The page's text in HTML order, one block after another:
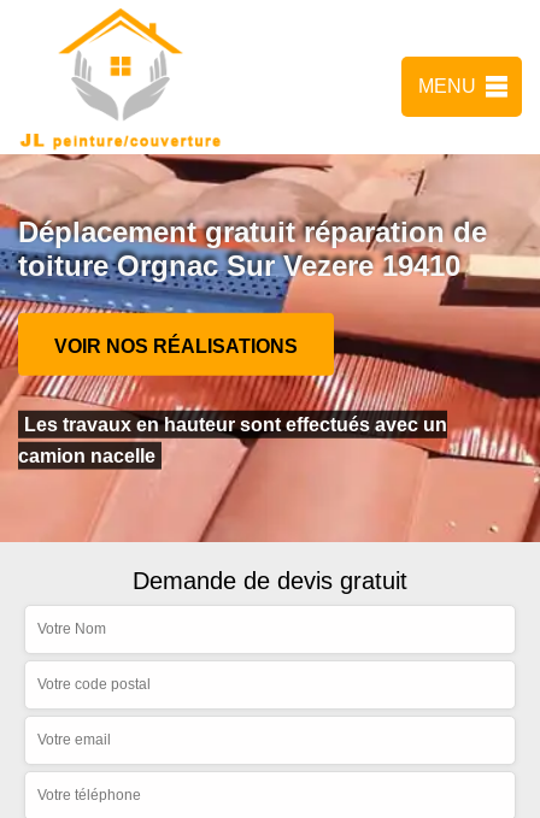
MENU
Déplacement gratuit réparation de
toiture Orgnac Sur Vezere 19410
VOIR NOS RÉALISATIONS
Les travaux en hauteur sont effectués avec un
camion nacelle
Demande de devis gratuit